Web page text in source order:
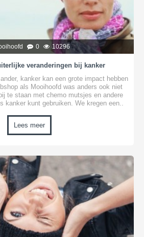
0 10296
veranderingen bij kanker
kanker kan een grote impact hebben
als Mooihoofd was anders ook niet
te staan met chemo mutsjes en andere
kanker kunt gebruiken. We kregen een..
Lees meer